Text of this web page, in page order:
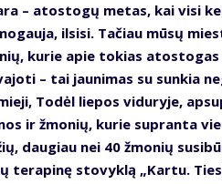
– atostogų metas, kai visi
ilsisi. Tačiau mūsų
kurie apie tokias
– tai jaunimas su sunkia
Todėl liepos viduryje,
ir žmonių, kurie supranta
daugiau nei 40 žmonių
terapinę stovyklą „Kartu.